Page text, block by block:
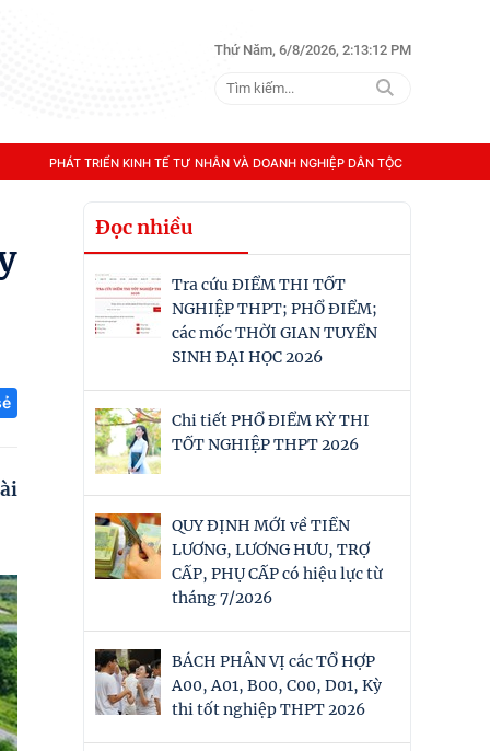
Thứ Năm, 6/8/2026, 2:13:13 PM
PHÁT TRIỂN KINH TẾ TƯ NHÂN VÀ DOANH NGHIỆP DÂN TỘC
Đọc nhiều
Tra cứu ĐIỂM THI TỐT
NGHIỆP THPT; PHỔ ĐIỂM;
các mốc THỜI GIAN TUYỂN
SINH ĐẠI HỌC 2026
Chi tiết PHỔ ĐIỂM KỲ THI
TỐT NGHIỆP THPT 2026
QUY ĐỊNH MỚI về TIỀN
LƯƠNG, LƯƠNG HƯU, TRỢ
CẤP, PHỤ CẤP có hiệu lực từ
tháng 7/2026
BÁCH PHÂN VỊ các TỔ HỢP
A00, A01, B00, C00, D01, Kỳ
thi tốt nghiệp THPT 2026